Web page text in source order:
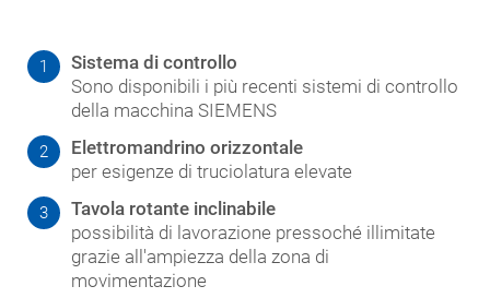
1
Sistema di controllo
Sono disponibili i più recenti sistemi di controllo
della macchina SIEMENS
2
Elettromandrino orizzontale
per esigenze di truciolatura elevate
3
Tavola rotante inclinabile
possibilità di lavorazione pressoché illimitate
grazie all'ampiezza della zona di
movimentazione